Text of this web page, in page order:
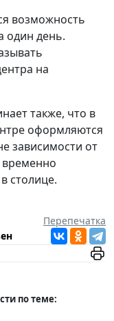
возможность
один день.
на
также, что в
оформляются
зависимости от
временно
столице.
Перепечатка
по теме: